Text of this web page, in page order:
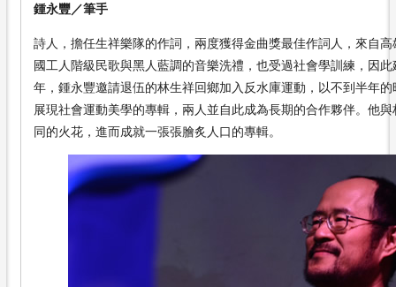
鍾永豐／筆手
詩人，擔任生祥樂隊的作詞，兩度獲得金曲獎最佳作詞人，來自
國工人階級民歌與黑人藍調的音樂洗禮，也受過社會學訓練，因
年，鍾永豐邀請退伍的林生祥回鄉加入反水庫運動，以不到半年
展現社會運動美學的專輯，兩人並自此成為長期的合作夥伴。他
同的火花，進而成就一張張膾炙人口的專輯。